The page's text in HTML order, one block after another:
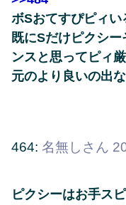
ボSおてすぴピィい
既にSだけピクシ
ンスと思ってピィ
元のより良いの出
464: 名無しさん
ピクシーはお手ス